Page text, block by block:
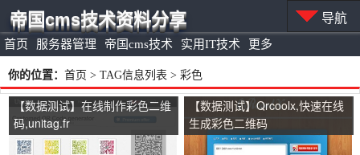
首页 服务器管理 帝国cms技术 实用IT技术 更多
帝国cms技术资料分享 导航
你的位置： 首页 > TAG信息列表 > 彩色
【数据测试】在线制作彩色二维
码,unitag.fr
【数据测试】Qrcoolx,快速在线
生成彩色二维码